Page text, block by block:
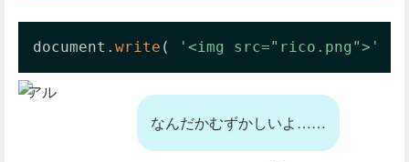
document . write ( '<img src="rico.png">'
アル
なんだかむずかしいよ……